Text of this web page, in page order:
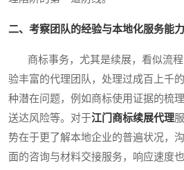
二、考察团队的经验与本地化服务能力
商标事务，尤其是续展，看似流程
验丰富的代理团队，处理过成百上千
种潜在问题，例如商标使用证据的梳
送达风险等。对于江门商标续展代理
势在于更了解本地企业的普遍状况，
面的咨询与材料交接服务，响应速度也